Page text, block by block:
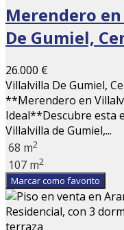
Merendero
De Gumiel,
26.000 €
Villalvilla De Gumiel,
**Merendero en
Ideal**Descubre esta
Villalvilla de Gumiel,...
68 m2
107 m2
Marcar como favorito